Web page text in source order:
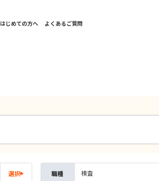
はじめての方へ よくあるご質問
選択 職種 検査